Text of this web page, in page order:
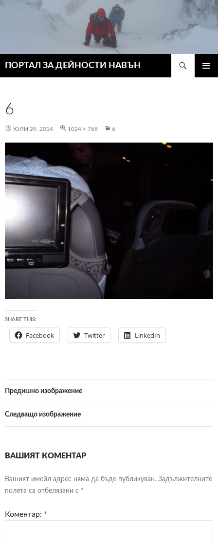
ПОРТАЛ ЗА ДЕЙНОСТИ НАВЪН
6
ЮЛИ 29, 2014 1024 × 768 6
SHARE THIS:
Facebook Twitter LinkedIn
Предишно изображение
Следващо изображение
ВАШИЯТ КОМЕНТАР
Вашият имейл адрес няма да бъде публикуван. Задължителните
полета са отбелязани с *
Коментар: *